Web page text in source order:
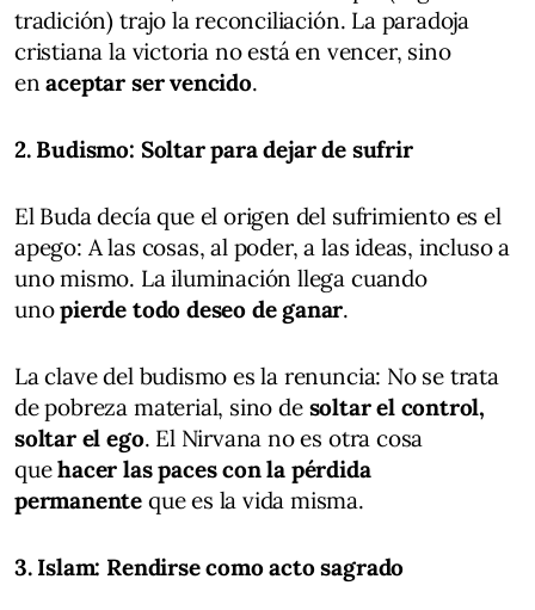
tradición) trajo la reconciliación. La paradoja
cristiana la victoria no está en vencer, sino
enaceptar ser vencido.
2. Budismo: Soltar para dejar de sufrir
El Buda decía que el origen del sufrimiento es el
apego: A las cosas, al poder, a las ideas, incluso a
uno mismo. La iluminación llega cuando
unopierde todo deseo de ganar.
La clave del budismo es la renuncia: No se trata
de pobreza material, sino de soltar el control,
soltar el ego. El Nirvana no es otra cosa
quehacer las paces con la pérdida
permanente que es la vida misma.
3. Islam: Rendirse como acto sagrado